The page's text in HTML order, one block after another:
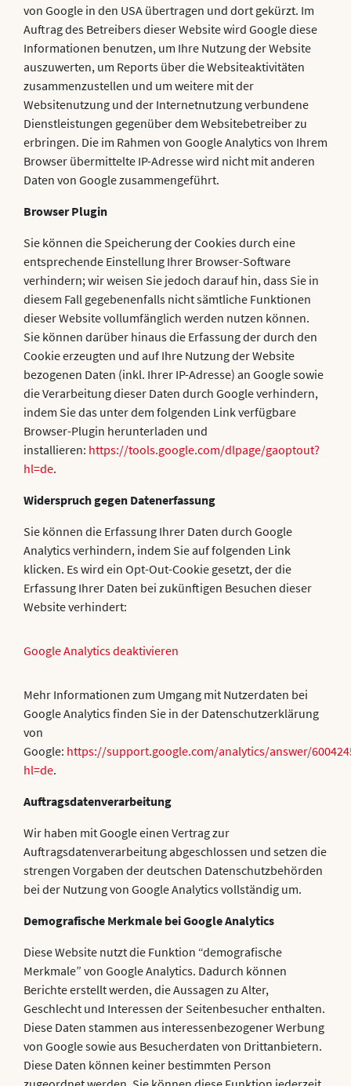
von Google in den USA übertragen und dort gekürzt. Im
Auftrag des Betreibers dieser Website wird Google diese
Informationen benutzen, um Ihre Nutzung der Website
auszuwerten, um Reports über die Websiteaktivitäten
zusammenzustellen und um weitere mit der
Websitenutzung und der Internetnutzung verbundene
Dienstleistungen gegenüber dem Websitebetreiber zu
erbringen. Die im Rahmen von Google Analytics von Ihrem
Browser übermittelte IP-Adresse wird nicht mit anderen
Daten von Google zusammengeführt.
Browser Plugin
Sie können die Speicherung der Cookies durch eine
entsprechende Einstellung Ihrer Browser-Software
verhindern; wir weisen Sie jedoch darauf hin, dass Sie in
diesem Fall gegebenenfalls nicht sämtliche Funktionen
dieser Website vollumfänglich werden nutzen können.
Sie können darüber hinaus die Erfassung der durch den
Cookie erzeugten und auf Ihre Nutzung der Website
bezogenen Daten (inkl. Ihrer IP-Adresse) an Google sowie
die Verarbeitung dieser Daten durch Google verhindern,
indem Sie das unter dem folgenden Link verfügbare
Browser-Plugin herunterladen und
installieren: https://tools.google.com/dlpage/gaoptout?
hl=de.
Widerspruch gegen Datenerfassung
Sie können die Erfassung Ihrer Daten durch Google
Analytics verhindern, indem Sie auf folgenden Link
klicken. Es wird ein Opt-Out-Cookie gesetzt, der die
Erfassung Ihrer Daten bei zukünftigen Besuchen dieser
Website verhindert:
Google Analytics deaktivieren
Mehr Informationen zum Umgang mit Nutzerdaten bei
Google Analytics finden Sie in der Datenschutzerklärung
von
Google: https://support.google.com/analytics/answer/
hl=de.
Auftragsdatenverarbeitung
Wir haben mit Google einen Vertrag zur
Auftragsdatenverarbeitung abgeschlossen und setzen die
strengen Vorgaben der deutschen Datenschutzbehörden
bei der Nutzung von Google Analytics vollständig um.
Demografische Merkmale bei Google Analytics
Diese Website nutzt die Funktion “demografische
Merkmale” von Google Analytics. Dadurch können
Berichte erstellt werden, die Aussagen zu Alter,
Geschlecht und Interessen der Seitenbesucher enthalten.
Diese Daten stammen aus interessenbezogener Werbung
von Google sowie aus Besucherdaten von Drittanbietern.
Diese Daten können keiner bestimmten Person